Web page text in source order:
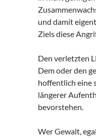
und damit
Ziels diese
Den verletzten
Dem oder den
hoffentlich eine
längerer
bevorstehen.
Wer Gewalt,